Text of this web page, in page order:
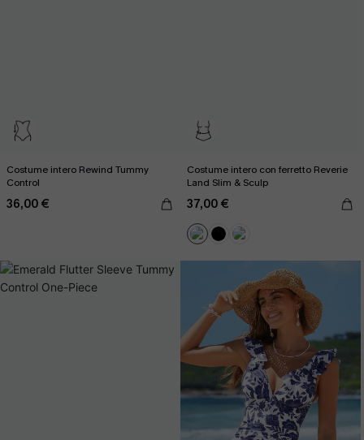
Costume intero Rewind Tummy
Control
36,00 €
Costume intero con ferretto Reverie
Land Slim & Sculp
37,00 €